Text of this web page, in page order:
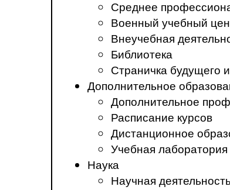
Среднее
Военный учебный
Внеучебная
Библиотека
Страничка будущего
Дополнительное
Дополнительное
Расписание курсов
Дистанционное
Учебная
Наука
Научная деятельность